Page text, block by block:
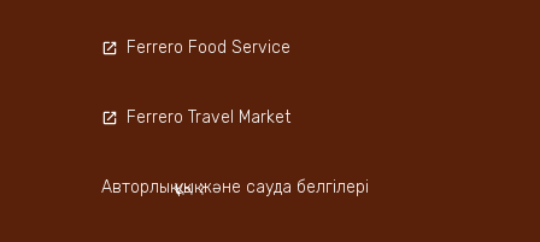
Ferrero Food Service
Ferrero Travel Market
Авторлық құқық және сауда белгілері